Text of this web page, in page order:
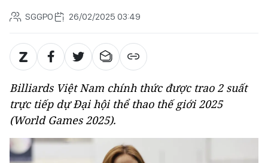
SGGPO 26/02/2025 03:49
Billiards Việt Nam chính thức được trao 2 suất
trực tiếp dự Đại hội thể thao thế giới 2025
(World Games 2025).